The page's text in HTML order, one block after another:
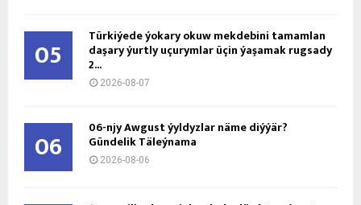
05 Türkiýede ýokary okuw mekdebini tamamlan
daşary ýurtly uçurymlar üçin ýaşamak rugsady
2...
2026-08-07
06 06-njy Awgust ýyldyzlar näme diýýär?
Gündelik Täleýnama
2026-08-06